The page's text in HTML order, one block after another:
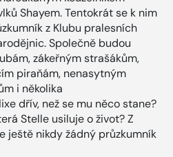
Shayem. Tentokrát se k nim
z Klubu pralesních
Společně budou
zákeřným strašákům,
piraňám, nenasytným
i několika
dřív, než se mu něco stane?
Stelle usiluje o život? Z
ještě nikdy žádný průzkumník